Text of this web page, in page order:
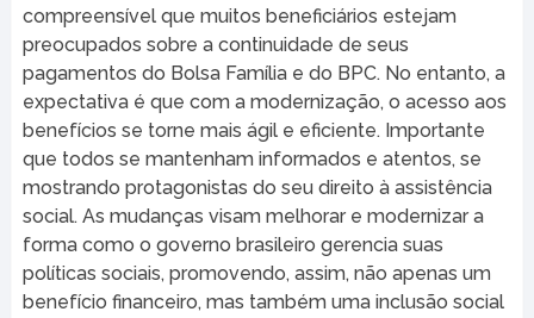
compreensível que muitos beneficiários estejam
preocupados sobre a continuidade de seus
pagamentos do Bolsa Família e do BPC. No entanto, a
expectativa é que com a modernização, o acesso aos
benefícios se torne mais ágil e eficiente. Importante
que todos se mantenham informados e atentos, se
mostrando protagonistas do seu direito à assistência
social. As mudanças visam melhorar e modernizar a
forma como o governo brasileiro gerencia suas
políticas sociais, promovendo, assim, não apenas um
benefício financeiro, mas também uma inclusão social